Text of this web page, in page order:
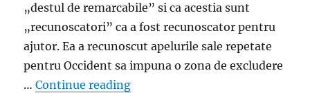
„destul de remarcabile” si ca acestia sunt
„recunoscatori” ca a fost recunoscator pentru
ajutor. Ea a recunoscut apelurile sale repetate
pentru Occident sa impuna o zona de excludere
…Continue reading„Parlamentarii americani,